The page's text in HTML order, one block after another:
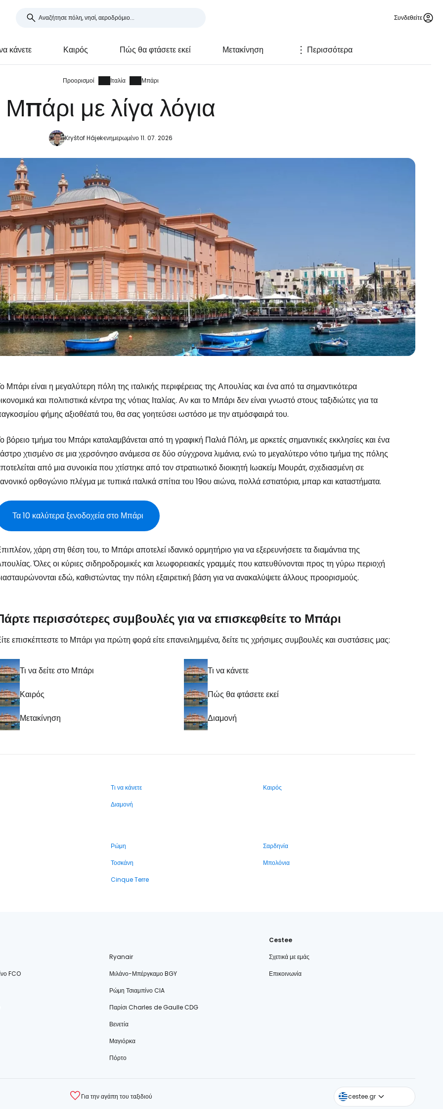
Συνδεθείτε
κάνετε Καιρός Πώς θα φτάσετε εκεί Μετακίνηση Περισσότερα
Προορισμοί Ιταλία Μπάρι
Μπάρι με λίγα λόγια
Kryštof Hájekενημερωμένο 11. 07. 2026
Μπάρι είναι η μεγαλύτερη πόλη της ιταλικής περιφέρειας της Απουλίας και ένα από τα σημαντικότερα
και πολιτιστικά κέντρα της νότιας Ιταλίας. Αν και το Μπάρι δεν είναι γνωστό στους ταξιδιώτες για τα
φήμης αξιοθέατά του, θα σας γοητεύσει ωστόσο με την ατμόσφαιρά του.
βόρειο τμήμα του Μπάρι καταλαμβάνεται από τη γραφική Παλιά Πόλη, με αρκετές σημαντικές εκκλησίες και ένα
χτισμένο σε μια χερσόνησο ανάμεσα σε δύο σύγχρονα λιμάνια, ενώ το μεγαλύτερο νότιο τμήμα της πόλης
από μια συνοικία που χτίστηκε από τον στρατιωτικό διοικητή Ιωακείμ Μουράτ, σχεδιασμένη σε
ορθογώνιο πλέγμα με τυπικά ιταλικά σπίτια του 19ου αιώνα, πολλά εστιατόρια, μπαρ και καταστήματα.
Τα 10 καλύτερα ξενοδοχεία στο Μπάρι
χάρη στη θέση του, το Μπάρι αποτελεί ιδανικό ορμητήριο για να εξερευνήσετε τα διαμάντια της
Όλες οι κύριες σιδηροδρομικές και λεωφορειακές γραμμές που κατευθύνονται προς τη γύρω περιοχή
εδώ, καθιστώντας την πόλη εξαιρετική βάση για να ανακαλύψετε άλλους προορισμούς.
περισσότερες συμβουλές για να επισκεφθείτε το Μπάρι
επισκέπτεστε το Μπάρι για πρώτη φορά είτε επανειλημμένα, δείτε τις χρήσιμες συμβουλές και συστάσεις μας:
Τι να δείτε στο Μπάρι Τι να κάνετε
Καιρός Πώς θα φτάσετε εκεί
Μετακίνηση Διαμονή
Τι να κάνετε
Καιρός
Διαμονή
Ρώμη
Σαρδηνία
Τοσκάνη
Μπολόνια
Cinque Terre
Ryanair
FCO
Μιλάνο-Μπέργκαμο BGY
Ρώμη Τσιαμπίνο CIA
Παρίσι Charles de Gaulle CDG
Βενετία
Μαγιόρκα
Πόρτο
Cestee
Σχετικά με εμάς
Επικοινωνία
Για την αγάπη του ταξιδιού cestee.gr
cestee.com
cestee.sk
Συνδεθείτε στο Cestee
... η παγκόσμια ταξιδιωτική κοινότητα
Συνεχίστε με την Google
Συνεχίστε με το Facebook